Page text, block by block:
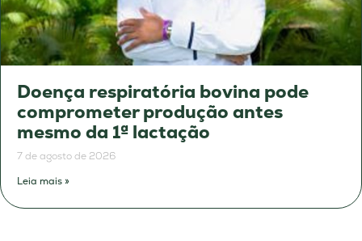
Doença respiratória bovina pode
comprometer produção antes
mesmo da 1ª lactação
7 de agosto de 2026
Leia mais »